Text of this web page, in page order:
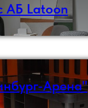
АБ Latoon
Арена"